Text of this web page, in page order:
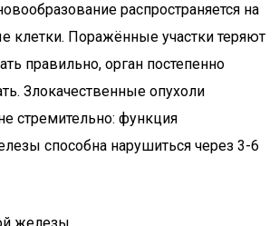
распространяется на
клетки. Поражённые участки теряют
правильно, орган постепенно
Злокачественные опухоли
стремительно: функция
способна нарушиться через 3-6